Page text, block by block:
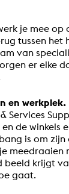
je mee op
tussen het
van
er elke
en werkplek.
Services
de winkels
is om
meedraaien
beeld krijgt
gaat.